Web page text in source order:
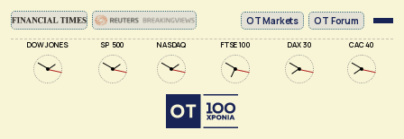
DOW JONES SP 500 NASDAQ FTSE 100 DAX 30 CAC 40
ΟΤ Markets OT Forum